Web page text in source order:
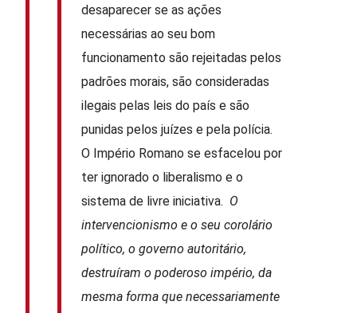
desaparecer se as ações
necessárias ao seu bom
funcionamento são rejeitadas pelos
padrões morais, são consideradas
ilegais pelas leis do país e são
punidas pelos juízes e pela polícia.
O Império Romano se esfacelou por
ter ignorado o liberalismo e o
sistema de livre iniciativa. O
intervencionismo e o seu corolário
político, o governo autoritário,
destruíram o poderoso império, da
mesma forma que necessariamente